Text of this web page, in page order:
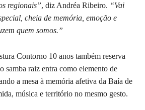
regionais”, diz Andréa Ribeiro. “Vai
cheia de memória, emoção e
quem somos.”
Contorno 10 anos também reserva
samba raiz entra como elemento de
a mesa à memória afetiva da Baía de
música e território no mesmo gesto.